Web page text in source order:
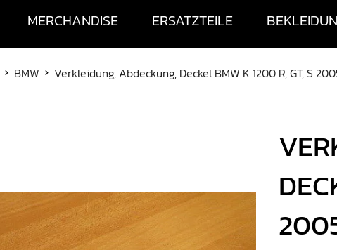
MERCHANDISE ERSATZTEILE
BMW Verkleidung, Abdeckung, Deckel BMW K 1200 R, GT, S